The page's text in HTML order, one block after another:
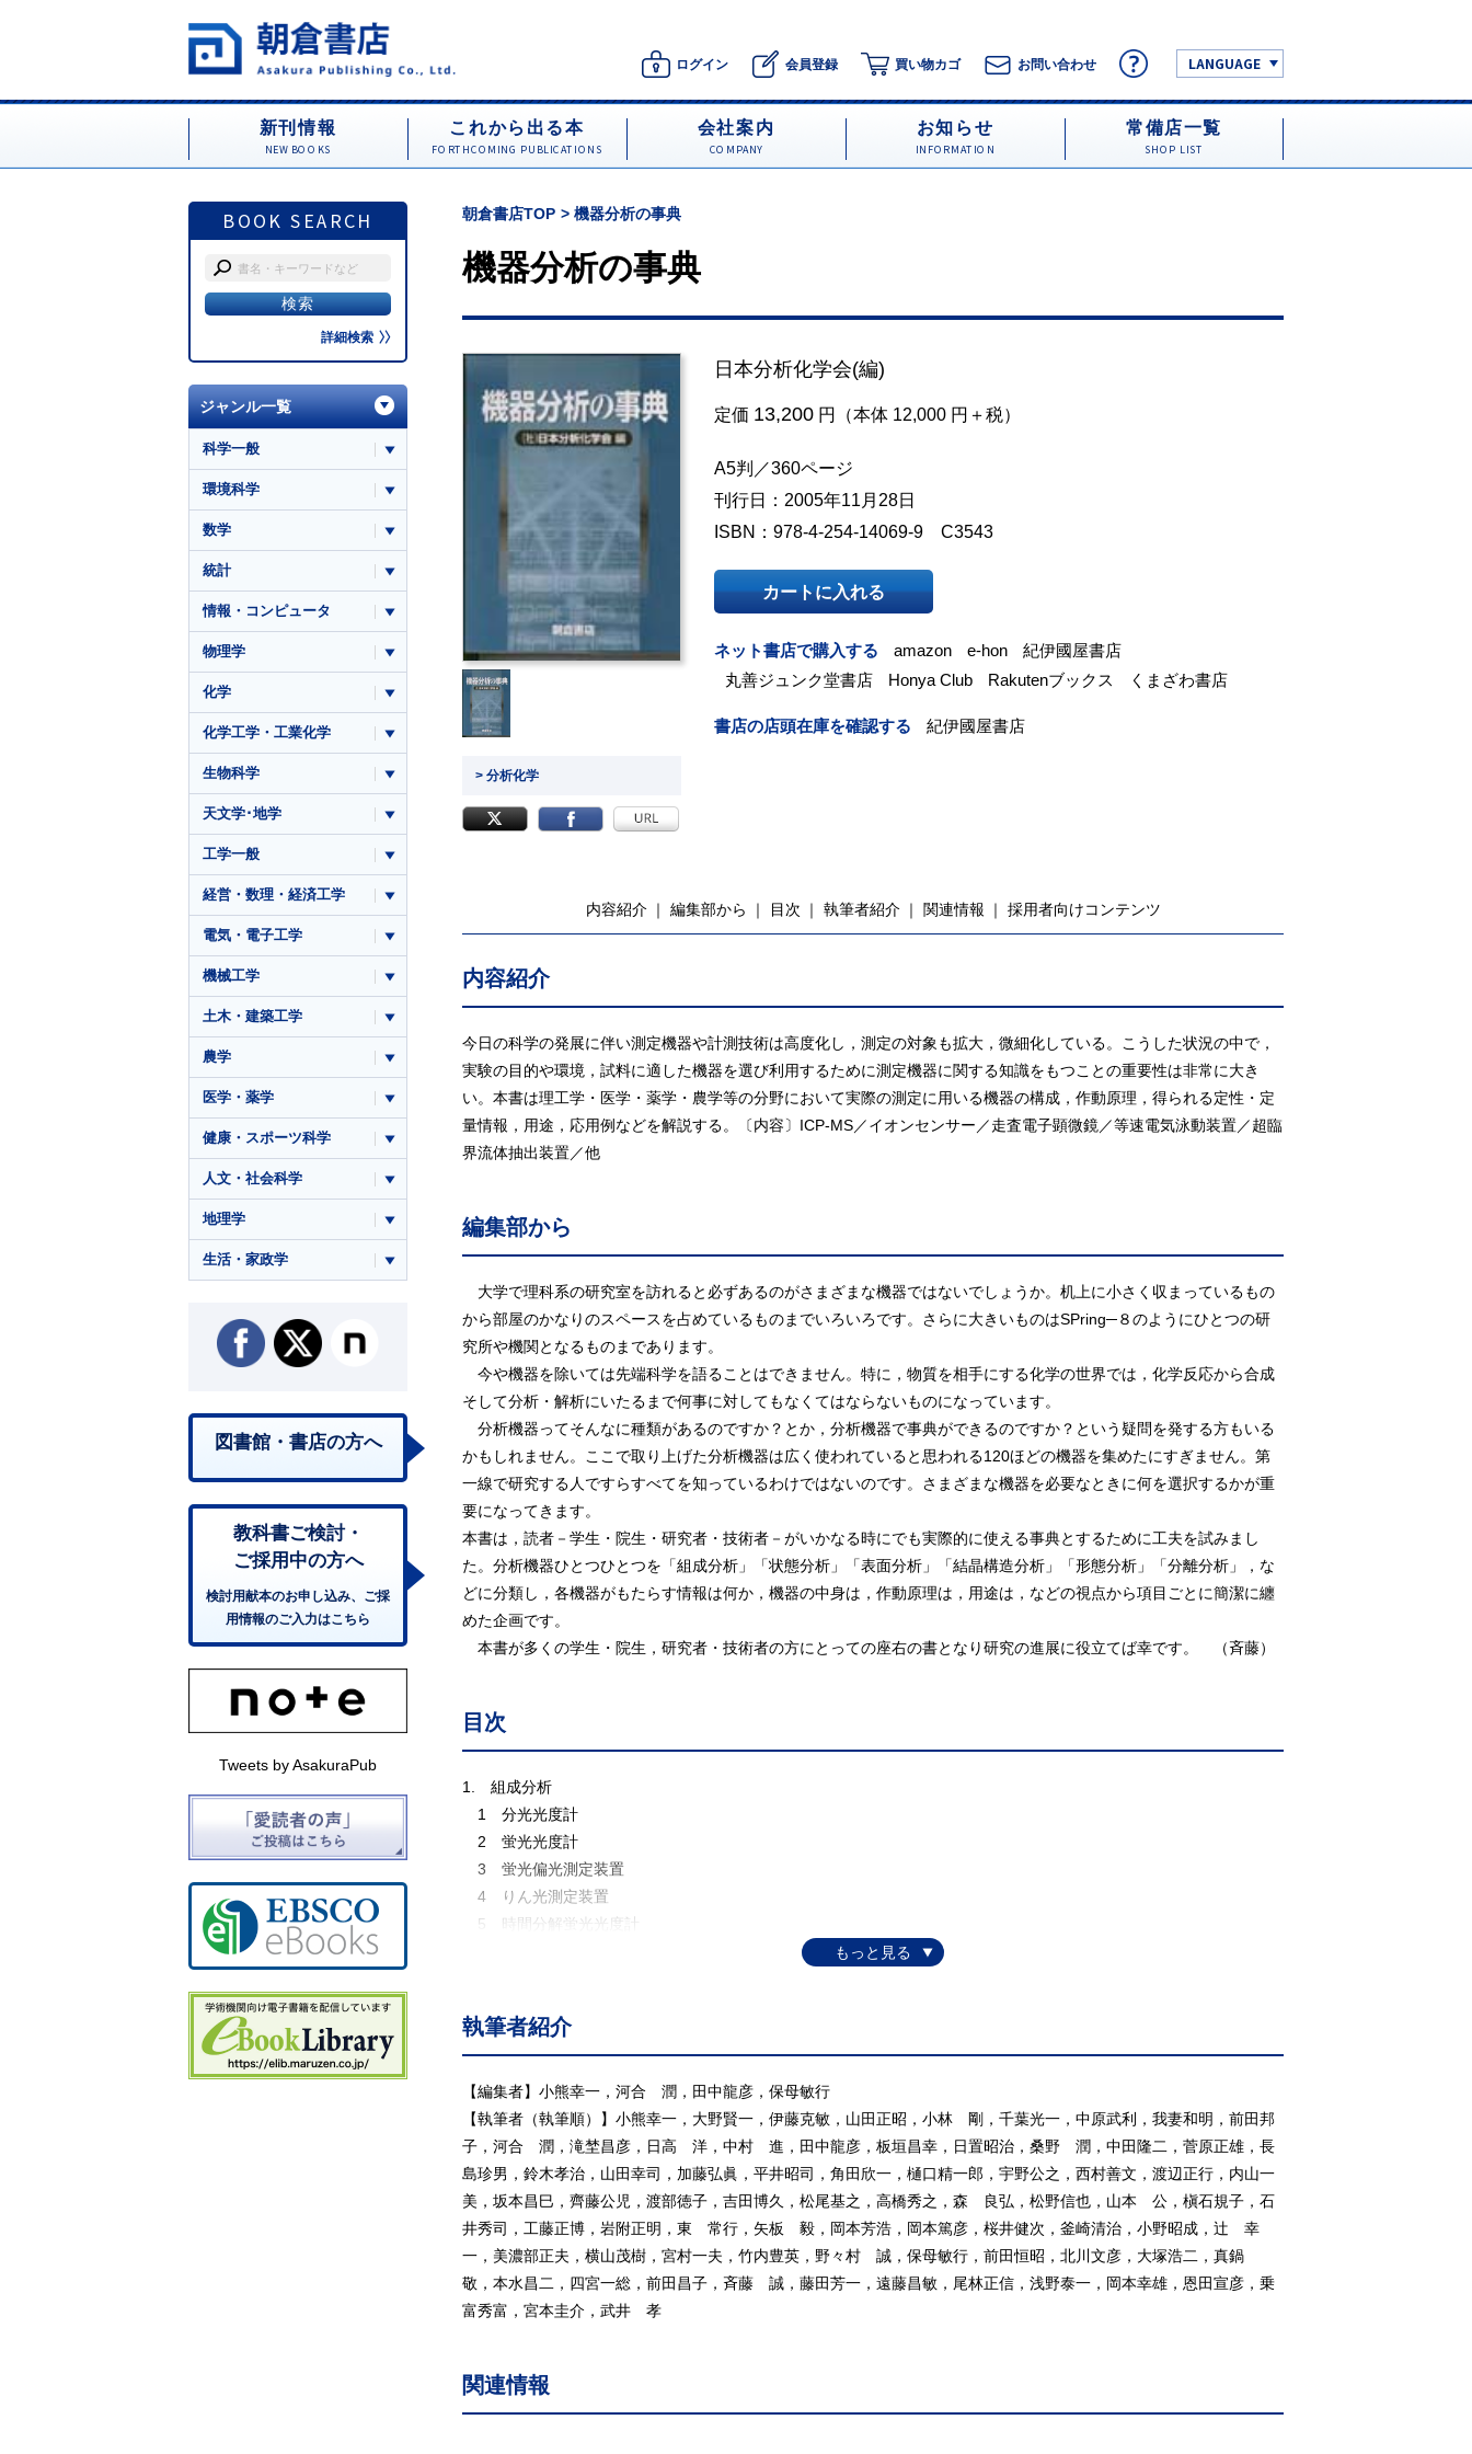
ログイン 会員登録 買い物カゴ お問い合わせ LANGUAGE
新刊情報
NEW BOOKS
これから出る本
FORTHCOMING PUBLICATIONS
会社案内
COMPANY
お知らせ
INFORMATION
常備店一覧
SHOP LIST
BOOK SEARCH
詳細検索
朝倉書店TOP 機器分析の事典
機器分析の事典
> 分析化学
日本分析化学会(編)
定価 13,200 円（本体 12,000 円＋税）
A5判／360ページ
刊行日：2005年11月28日
ISBN：978-4-254-14069-9 C3543
カートに入れる
ネット書店で購入する amazon e-hon
紀伊國屋書店
丸善ジュンク堂書店
Honya Club Rakutenブックス くまざわ書店
書店の店頭在庫を確認する 紀伊國屋書店
内容紹介 編集部から 目次 執筆者紹介 関連情報 採用者向けコンテンツ
内容紹介
今日の科学の発展に伴い測定機器や計測技術は高度化し，測定の対象も拡大，微細化している。こうした状況の中で，
実験の目的や環境，試料に適した機器を選び利用するために測定機器に関する知識をもつことの重要性は非常に大き
い。本書は理工学・医学・薬学・農学等の分野において実際の測定に用いる機器の構成，作動原理，得られる定性・定
量情報，用途，応用例などを解説する。〔内容〕ICP-MS／イオンセンサー／走査電子顕微鏡／等速電気泳動装置／超臨
界流体抽出装置／他
編集部から
大学で理科系の研究室を訪れると必ずあるのがさまざまな機器ではないでしょうか。机上に小さく収まっているもの
から部屋のかなりのスペースを占めているものまでいろいろです。さらに大きいものはSPring─８のようにひとつの研
究所や機関となるものまであります。
今や機器を除いては先端科学を語ることはできません。特に，物質を相手にする化学の世界では，化学反応から合成
そして分析・解析にいたるまで何事に対してもなくてはならないものになっています。
分析機器ってそんなに種類があるのですか？とか，分析機器で事典ができるのですか？という疑問を発する方もいる
かもしれません。ここで取り上げた分析機器は広く使われていると思われる120ほどの機器を集めたにすぎません。第
一線で研究する人ですらすべてを知っているわけではないのです。さまざまな機器を必要なときに何を選択するかが重
要になってきます。
本書は，読者－学生・院生・研究者・技術者－がいかなる時にでも実際的に使える事典とするために工夫を試みまし
た。分析機器ひとつひとつを「組成分析」「状態分析」「表面分析」「結晶構造分析」「形態分析」「分離分析」，な
どに分類し，各機器がもたらす情報は何か，機器の中身は，作動原理は，用途は，などの視点から項目ごとに簡潔に纏
めた企画です。
本書が多くの学生・院生，研究者・技術者の方にとっての座右の書となり研究の進展に役立てば幸です。 （斉藤）
目次
1. 組成分析
1 分光光度計
2 蛍光光度計
3 蛍光偏光測定装置
4 りん光測定装置
5 時間分解蛍光光度計
9 フレーム原子吸光分光光度計
10 電気加熱原子吸光分光分析計
11 還元気化原子吸光分光光度計
12 水素化物発生原子吸光分光光度計
13 誘導結合プラズマ発光分光分析装置
14 マイクロ波誘導プラズマ原子発光分光分析装置
15 炎光分光光度計
16 スパーク放電発光分析装置
17 波長分散型蛍光X線分析装置
18 エネルギー分散型蛍光X線分析装置
19 四重極型質量分析計(イオントラップ型を含む)
22 タンデム質量分析計
23 安定同位体比質量分析計
執筆者紹介
【編集者】小熊幸一，河合 潤，田中龍彦，保母敏行
【執筆者（執筆順）】小熊幸一，大野賢一，伊藤克敏，山田正昭，小林 剛，千葉光一，中原武利，我妻和明，前田邦
子，河合 潤，滝埜昌彦，日高 洋，中村 進，田中龍彦，板垣昌幸，日置昭治，桑野 潤，中田隆二，菅原正雄，長
島珍男，鈴木孝治，山田幸司，加藤弘眞，平井昭司，角田欣一，樋口精一郎，宇野公之，西村善文，渡辺正行，内山一
美，坂本昌巳，齊藤公児，渡部徳子，吉田博久，松尾基之，高橋秀之，森 良弘，松野信也，山本 公，槇石規子，石
井秀司，工藤正博，岩附正明，東 常行，矢板 毅，岡本芳浩，岡本篤彦，桜井健次，釜崎清治，小野昭成，辻 幸
一，美濃部正夫，横山茂樹，宮村一夫，竹内豊英，野々村 誠，保母敏行，前田恒昭，北川文彦，大塚浩二，真鍋
敬，本水昌二，四宮一総，前田昌子，斉藤 誠，藤田芳一，遠藤昌敏，尾林正信，浅野泰一，岡本幸雄，恩田宣彦，乗
富秀富，宮本圭介，武井 孝
関連情報
ジャンル一覧
科学一般
環境科学
数学
統計
情報・コンピュータ
物理学
化学
化学工学・工業化学
生物科学
天文学･地学
工学一般
経営・数理・経済工学
電気・電子工学
機械工学
土木・建築工学
農学
医学・薬学
健康・スポーツ科学
人文・社会科学
地理学
生活・家政学
図書館・書店の方へ
教科書ご検討・
ご採用中の方へ
検討用献本のお申し込み、ご採
用情報のご入力はこちら
Tweets by AsakuraPub